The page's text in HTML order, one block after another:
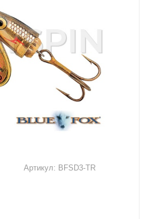
Артикул: BFSD3-TR